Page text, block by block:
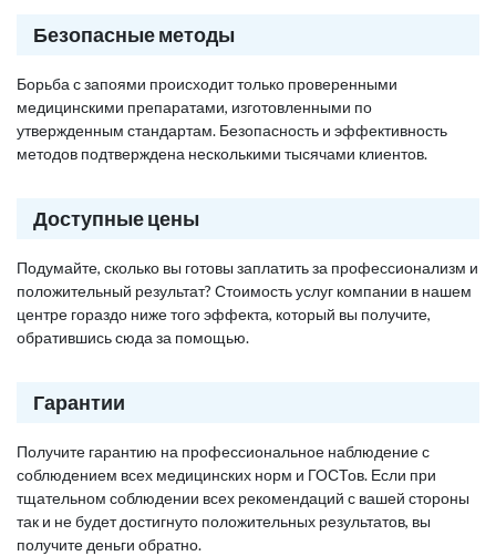
Безопасные методы
Борьба с запоями происходит только проверенными
медицинскими препаратами, изготовленными по
утвержденным стандартам. Безопасность и эффективность
методов подтверждена несколькими тысячами клиентов.
Доступные цены
Подумайте, сколько вы готовы заплатить за профессионализм и
положительный результат? Стоимость услуг компании в нашем
центре гораздо ниже того эффекта, который вы получите,
обратившись сюда за помощью.
Гарантии
Получите гарантию на профессиональное наблюдение с
соблюдением всех медицинских норм и ГОСТов. Если при
тщательном соблюдении всех рекомендаций с вашей стороны
так и не будет достигнуто положительных результатов, вы
получите деньги обратно.